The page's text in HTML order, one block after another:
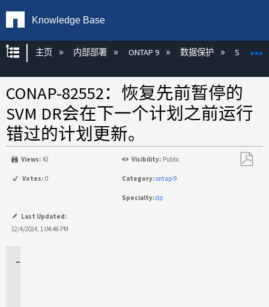
Knowledge Base
扩展/隐缩全局层次
主页 内部部署 ONTAP 9 数据保护
CONAP-82552：恢复先前暂停的
SVM DR会在下一个计划之前运行
错过的计划更新。
Views: 42 Visibility: Public
Votes: 0 Category:ontap-9
Specialty:dp
Last Updated:
12/4/2024, 1:04:46 PM